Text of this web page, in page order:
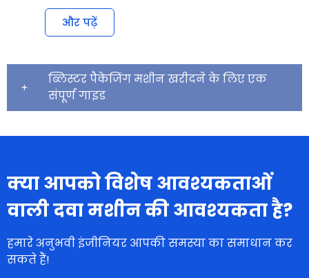
और पढ़ें
ब्लिस्टर पैकेजिंग मशीन खरीदने के लिए एक
संपूर्ण गाइड
क्या आपको विशेष आवश्यकताओं
वाली दवा मशीन की आवश्यकता है?
हमारे अनुभवी इंजीनियर आपकी समस्या का समाधान कर
सकते हैं!